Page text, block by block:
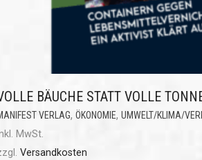
BÄUCHE STATT VOLLE
VERLAG, ÖKONOMIE, UMWELT/KLIMA/
MwSt.
Versandkosten